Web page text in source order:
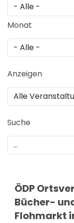
Monat
Anzeigen
Suche
ÖDP
Bücher-
Flohmarkt